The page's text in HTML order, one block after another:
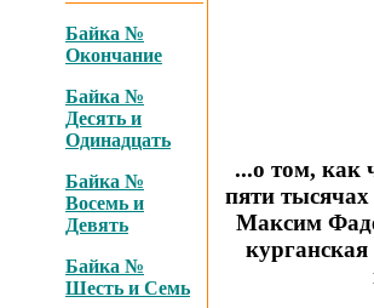
Байка №
Окончание
Байка №
Десять и
Одинадцать
Байка №
Восемь и
Девять
Байка №
Шесть и Семь
...о том, как
пяти тысячах
Максим